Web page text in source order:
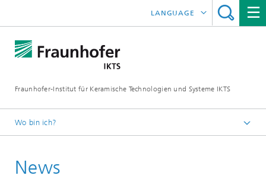
Fraunhofer-Institut für Keramische Technologien und Systeme IKTS
LANGUAGE
ČESKÝ
Wo bin ich?
News